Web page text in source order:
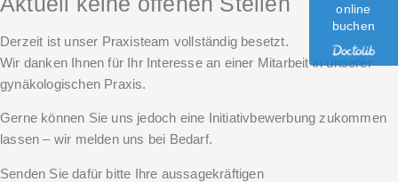
Derzeit ist unser Praxisteam vollständig besetzt.
Wir danken Ihnen für Ihr Interesse an einer Mitarbeit in unserer
gynäkologischen Praxis.
Gerne können Sie uns jedoch eine Initiativbewerbung zukommen
lassen – wir melden uns bei Bedarf.
Senden Sie dafür bitte Ihre aussagekräftigen
online
buchen